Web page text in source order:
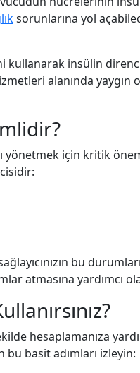
sorunlarına yol
kullanarak insülin
alanında yaygın
yönetmek için kritik
bu
atmasına yardımcı
hesaplamanıza
bu basit adımları izleyin: